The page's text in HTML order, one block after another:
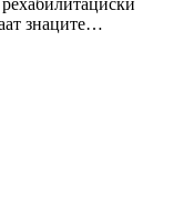
знаците…